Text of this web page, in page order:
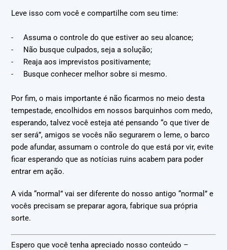
Leve isso com você e compartilhe com seu time:
Assuma o controle do que estiver ao seu alcance;
Não busque culpados, seja a solução;
Reaja aos imprevistos positivamente;
Busque conhecer melhor sobre si mesmo.
Por fim, o mais importante é não ficarmos no meio desta
tempestade, encolhidos em nossos barquinhos com medo,
esperando, talvez você esteja até pensando “o que tiver de
ser será”, amigos se vocês não segurarem o leme, o barco
pode afundar, assumam o controle do que está por vir, evite
ficar esperando que as notícias ruins acabem para poder
entrar em ação.
A vida “normal” vai ser diferente do nosso antigo “normal” e
vocês precisam se preparar agora, fabrique sua própria
sorte.
Espero que você tenha apreciado nosso conteúdo –